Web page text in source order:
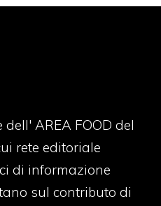
AREA FOOD del
rete editoriale
di informazione
sul contributo di